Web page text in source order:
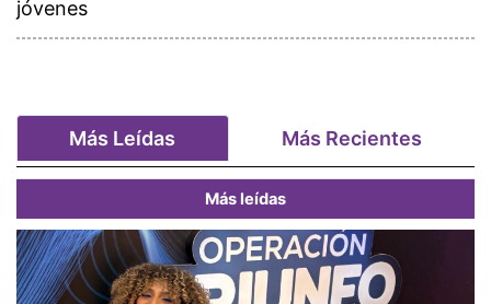
jóvenes
Más Leídas Más Recientes
Más leídas